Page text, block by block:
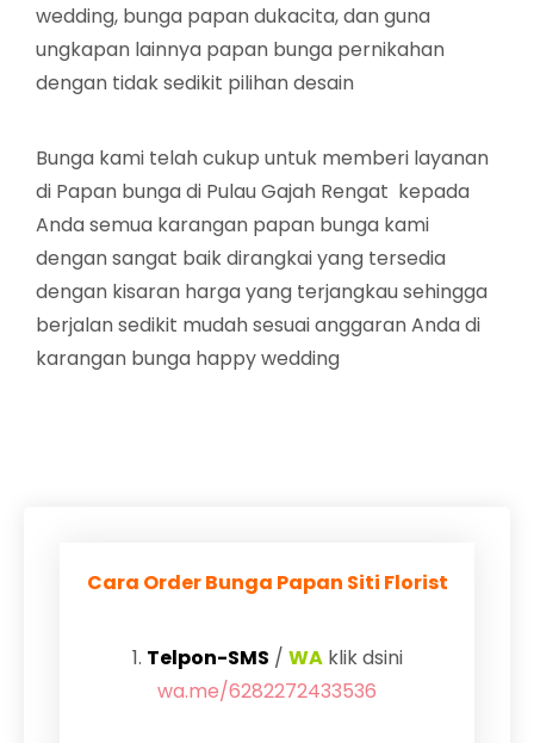
wedding, bunga papan dukacita, dan guna
ungkapan lainnya papan bunga pernikahan
dengan tidak sedikit pilihan desain
Bunga kami telah cukup untuk memberi layanan
di Papan bunga di Pulau Gajah Rengat kepada
Anda semua karangan papan bunga kami
dengan sangat baik dirangkai yang tersedia
dengan kisaran harga yang terjangkau sehingga
berjalan sedikit mudah sesuai anggaran Anda di
karangan bunga happy wedding
Cara Order Bunga Papan Siti Florist
1. Telpon-SMS / WAklik dsini
wa.me/6282272433536